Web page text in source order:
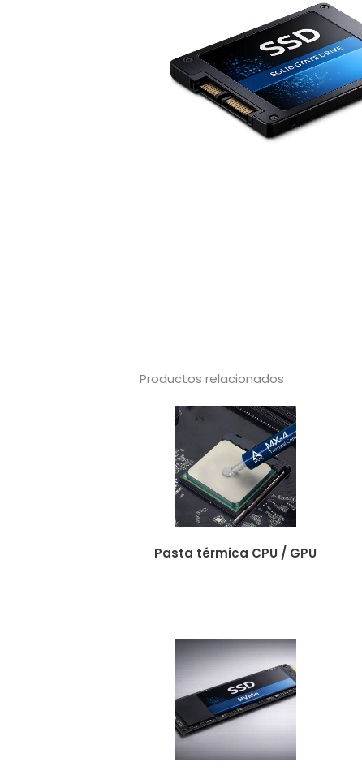
Productos relacionados
Pasta térmica CPU / GPU